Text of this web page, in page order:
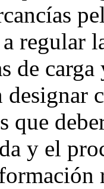
regular
de carga
que
y el